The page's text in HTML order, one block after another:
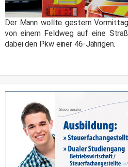
Der Mann wollte gestern
von einem Feldweg auf eine
dabei den Pkw einer 46-Jährigen.